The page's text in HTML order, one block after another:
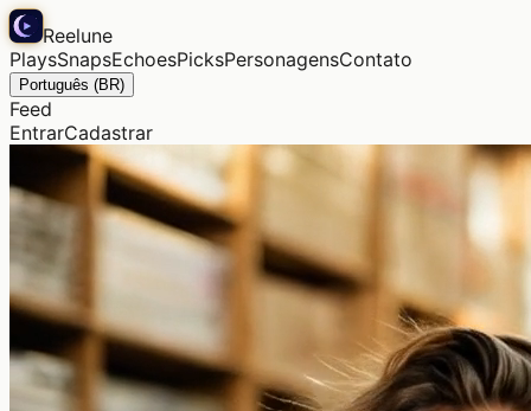
Reelune
PlaysSnapsEchoesPicksPersonagensContato
Português (BR)
Feed
EntrarCadastrar